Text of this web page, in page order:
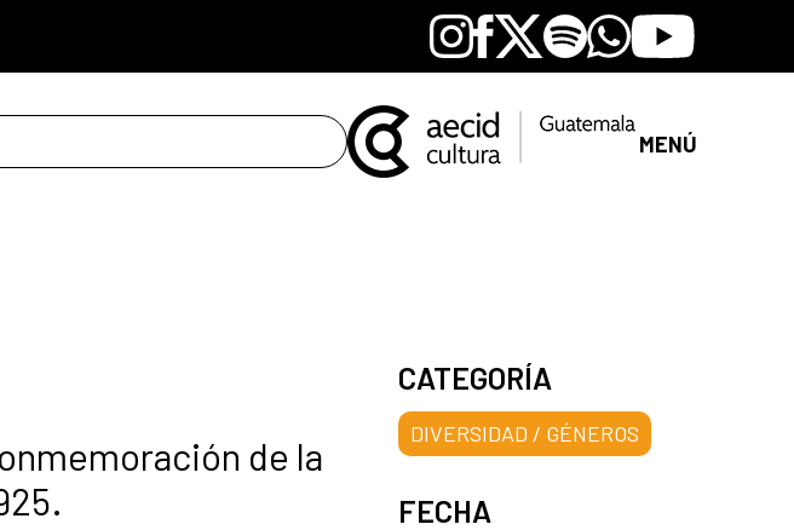
Instagram
Facebook
X SpotifyWhatsapp
Youtube
MENÚ
de la
CATEGORÍA
DIVERSIDAD / GÉNEROS
FECHA